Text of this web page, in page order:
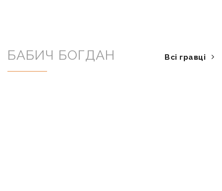
БАБИЧ БОГДАН Всі гравці